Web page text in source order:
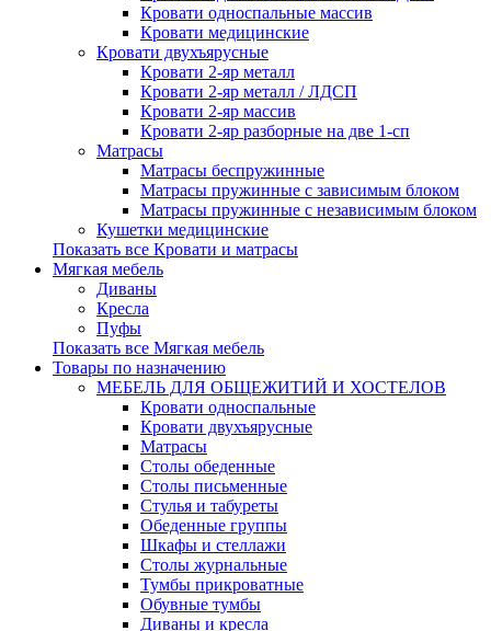
Кровати односпальные массив
Кровати медицинские
Кровати двухъярусные
Кровати 2-яр металл
Кровати 2-яр металл / ЛДСП
Кровати 2-яр массив
Кровати 2-яр разборные на две 1-сп
Матрасы
Матрасы беспружинные
Матрасы пружинные с зависимым блоком
Матрасы пружинные с независимым блоком
Кушетки медицинские
Показать все Кровати и матрасы
Мягкая мебель
Диваны
Кресла
Пуфы
Показать все Мягкая мебель
Товары по назначению
МЕБЕЛЬ ДЛЯ ОБЩЕЖИТИЙ И ХОСТЕЛОВ
Кровати односпальные
Кровати двухъярусные
Матрасы
Столы обеденные
Столы письменные
Стулья и табуреты
Обеденные группы
Шкафы и стеллажи
Столы журнальные
Тумбы прикроватные
Обувные тумбы
Диваны и кресла